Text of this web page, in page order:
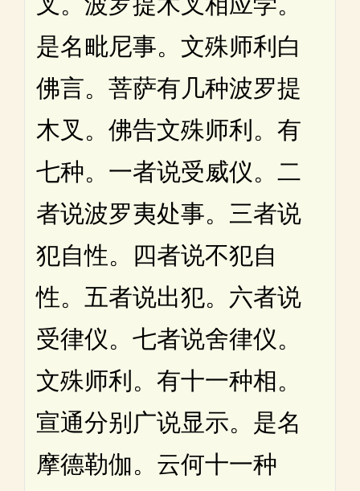
是名毗尼事。文殊师利白
佛言。菩萨有几种波罗提
木叉。佛告文殊师利。有
七种。一者说受威仪。二
者说波罗夷处事。三者说
犯自性。四者说不犯自
性。五者说出犯。六者说
受律仪。七者说舍律仪。
文殊师利。有十一种相。
宣通分别广说显示。是名
摩德勒伽。云何十一种